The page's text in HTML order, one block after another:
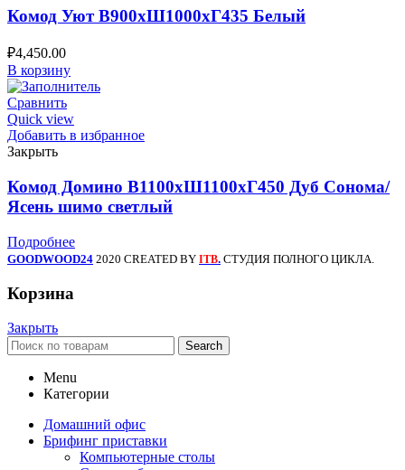
Комод Уют В900хШ1000хГ435 Белый
₽4,450.00
В корзину
Сравнить
Quick view
Добавить в избранное
Закрыть
Комод Домино В1100хШ1100хГ450 Дуб Сонома/
Ясень шимо светлый
Подробнее
GOODWOOD24 2020 CREATED BY ITB. СТУДИЯ ПОЛНОГО ЦИКЛА.
Корзина
Закрыть
Search
Menu
Категории
Домашний офис
Брифинг приставки
Компьютерные столы